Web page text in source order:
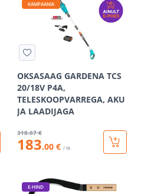
KAMPAANIA
OKSASAAG GARDENA TCS
20/18V P4A,
TELESKOOPVARREGA, AKU
JA LAADIJAGA
318.67 €
183.00 € / tk
E-HIND